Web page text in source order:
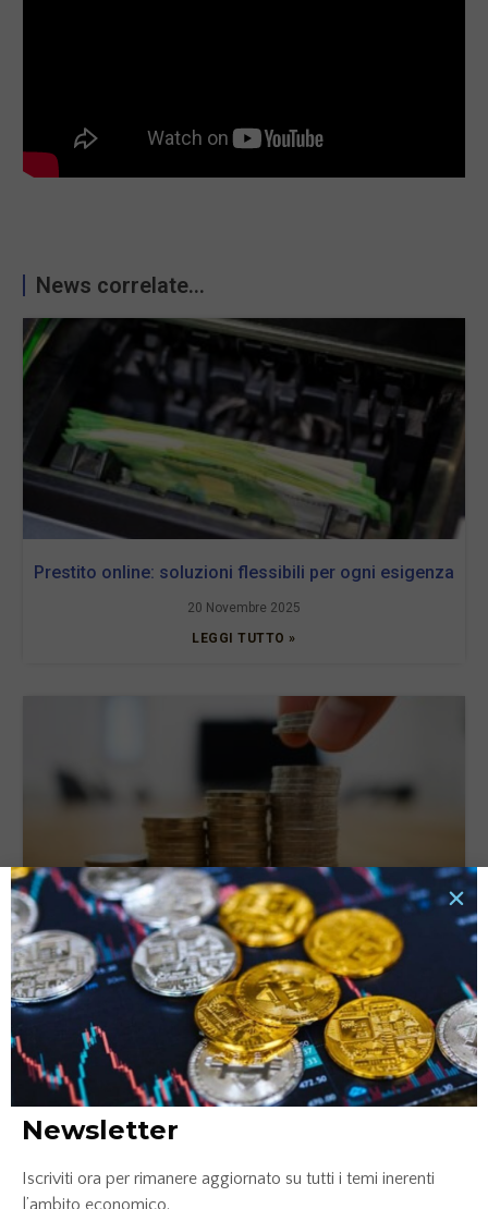
News correlate...
Prestito online: soluzioni flessibili per ogni esigenza
20 Novembre 2025
LEGGI TUTTO »
Tassi di interesse e rata del prestito: quali sono le
connessioni e cosa valutare?
6 Ottobre 2025
LEGGI TUTTO »
Newsletter
Iscriviti ora per rimanere aggiornato su tutti i temi inerenti
l’ambito economico.